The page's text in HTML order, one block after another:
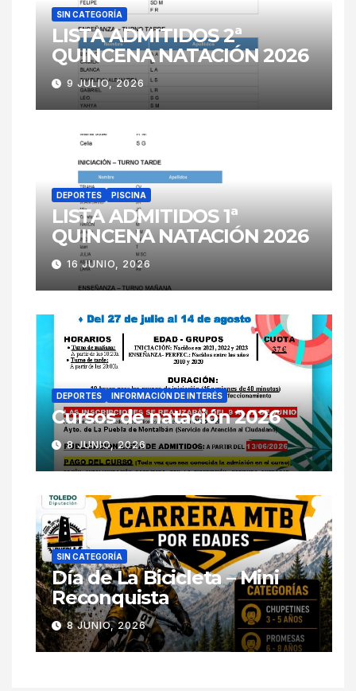
SIN CATEGORÍA
LISTA ADMITIDOS 2ª
QUINCENA NATACIÓN 2026
9 JULIO, 2026
DEPORTES PISCINA
LISTA ADMITIDOS 1ª
QUINCENA NATACIÓN 2026
16 JUNIO, 2026
DEPORTES INFORMACIÓN DE INTERÉS
Cursos de natación 2026
8 JUNIO, 2026
SIN CATEGORÍA
Día de La Bicicleta – Mini
Reconquista
8 JUNIO, 2026